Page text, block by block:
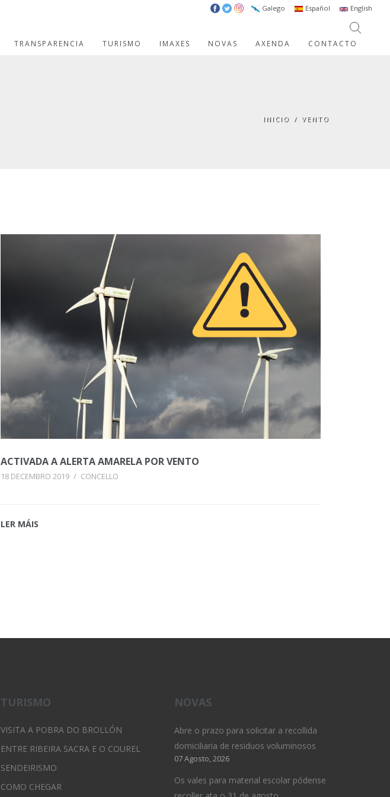
Galego Español English
TRANSPARENCIA TURISMO IMAXES NOVAS AXENDA CONTACTO
INICIO / VENTO
ACTIVADA A ALERTA AMARELA POR VENTO
18 DECEMBRO 2019 / CONCELLO
LER MÁIS
TURISMO
VISITA A POBRA DO BROLLÓN
ENTRE RIBEIRA SACRA E O COUREL
SENDEIRISMO
COMO CHEGAR
NOVAS
Abre o prazo para solicitar a recollida
domiciliaria de residuos voluminosos
07 Agosto, 2026
Os vales para material escolar pódense